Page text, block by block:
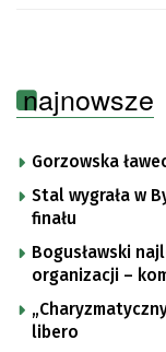
najnowsze
Gorzowska
Stal wygrała w
finału
Bogusławski
organizacji –
Pologne
libero